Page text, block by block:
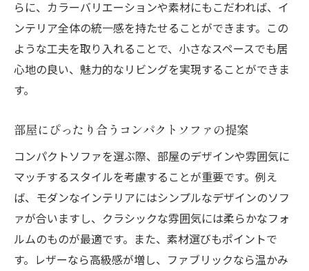
らに、カラーバリエーションや素材にもこだわれば、イ
ンテリア全体の統一感を持たせることができます。この
ような工夫を取り入れることで、小さなスペースでも居
心地の良い、魅力的なリビングを実現することができま
す。
部屋にぴったり合うコンパクトソファの提案
コンパクトソファを選ぶ際、部屋のデザインや雰囲気に
マッチするスタイルを考慮することが重要です。例え
ば、モダンなインテリアにはシンプルなデザインのソフ
ァが合いますし、クラシックな雰囲気には柔らかなフォ
ルムのものが最適です。また、素材選びもポイントで
す。レザーなら高級感が増し、ファブリックなら温かみ